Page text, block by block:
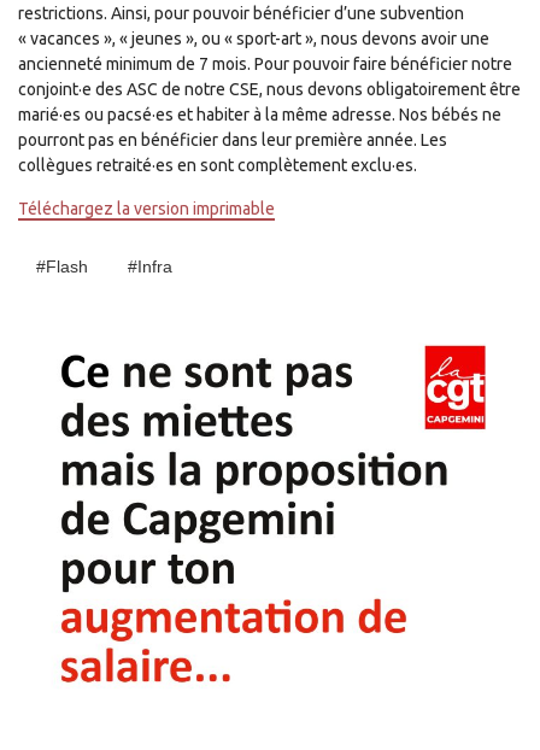
restrictions. Ainsi, pour pouvoir bénéficier d’une subvention
« vacances », « jeunes », ou « sport-art », nous devons avoir une
ancienneté minimum de 7 mois. Pour pouvoir faire bénéficier notre
conjoint·e des ASC de notre CSE, nous devons obligatoirement être
marié·es ou pacsé·es et habiter à la même adresse. Nos bébés ne
pourront pas en bénéficier dans leur première année. Les
collègues retraité·es en sont complètement exclu·es.
Téléchargez la version imprimable
#Flash #Infra